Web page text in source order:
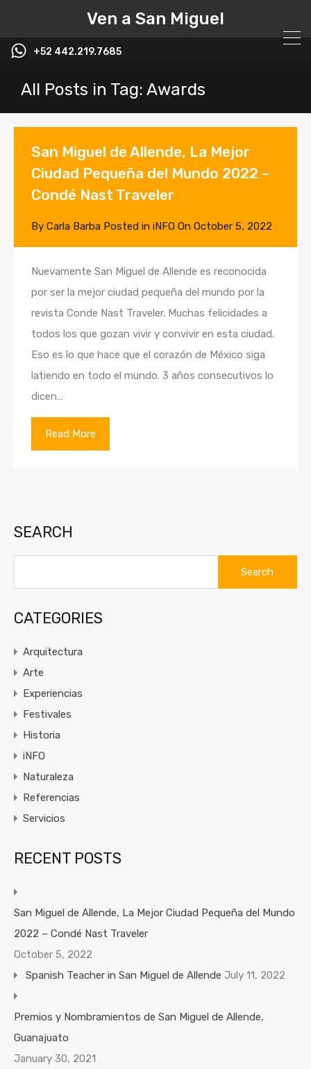
Ven a San Miguel
+52 442.219.7685
All Posts in Tag: Awards
San Miguel de Allende, La Mejor
Ciudad Pequeña del Mundo 2022 –
Condé Nast Traveler
By Carla Barba Posted in iNFO On October 5, 2022
Nuevamente San Miguel de Allende es reconocida
por ser la mejor ciudad pequeña del mundo por la
revista Conde Nast Traveler. Muchas felicidades a
todos los que gozan vivir y convivir en esta ciudad.
Eso es lo que hace que el corazón de México siga
latiendo en todo el mundo. 3 años consecutivos lo
dicen…
Read More
SEARCH
CATEGORIES
Arquitectura
Arte
Experiencias
Festivales
Historia
iNFO
Naturaleza
Referencias
Servicios
RECENT POSTS
San Miguel de Allende, La Mejor Ciudad Pequeña del Mundo
2022 – Condé Nast Traveler
October 5, 2022
Spanish Teacher in San Miguel de Allende July 11, 2022
Premios y Nombramientos de San Miguel de Allende,
Guanajuato
January 30, 2021